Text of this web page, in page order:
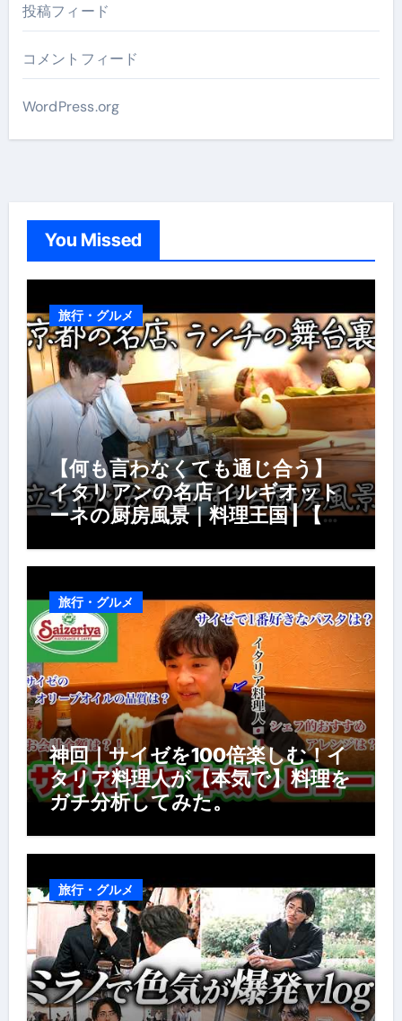
投稿フィード
コメントフィード
WordPress.org
You Missed
旅行・グルメ
【何も言わなくても通じ合う】
イタリアンの名店 イルギオット
ーネの厨房風景｜料理王国 | 【厨
風景】
旅行・グルメ
神回｜サイゼを100倍楽しむ！イ
タリア料理人が【本気で】料理を
ガチ分析してみた。
旅行・グルメ